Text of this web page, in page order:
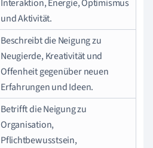
Interaktion, Energie, Optimismus
und Aktivität.
Beschreibt die Neigung zu
Neugierde, Kreativität und
Offenheit gegenüber neuen
Erfahrungen und Ideen.
Betrifft die Neigung zu
Organisation,
Pflichtbewusstsein,